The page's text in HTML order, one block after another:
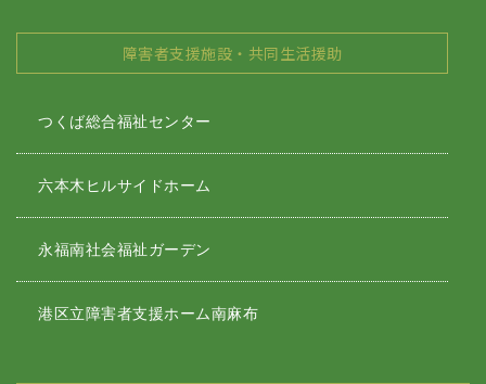
障害者支援施設・共同生活援助
つくば総合福祉センター
六本木ヒルサイドホーム
永福南社会福祉ガーデン
港区立障害者支援ホーム南麻布